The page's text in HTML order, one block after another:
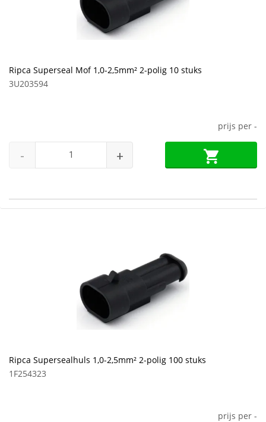
Ripca Superseal Mof 1,0-2,5mm² 2-polig 10 stuks
3U203594
prijs per -
- +
Ripca Supersealhuls 1,0-2,5mm² 2-polig 100 stuks
1F254323
prijs per -